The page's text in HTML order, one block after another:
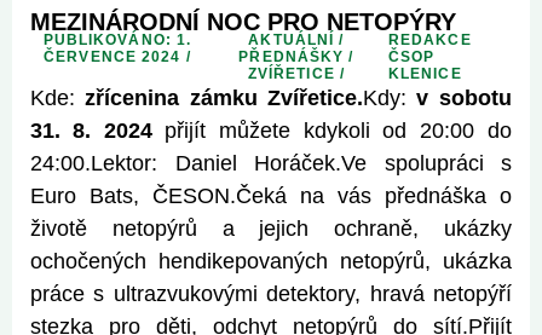
MEZINÁRODNÍ NOC PRO NETOPÝRY
PUBLIKOVÁNO: 1.
ČERVENCE 2024 /
AKTUÁLNÍ
/
PŘEDNÁŠKY /
ZVÍŘETICE /
REDAKCE
ČSOP
KLENICE
Kde: zřícenina zámku Zvířetice.Kdy: v sobotu
31. 8. 2024 přijít můžete kdykoli od 20:00 do
24:00.Lektor: Daniel Horáček.Ve spolupráci s
Euro Bats, ČESON.Čeká na vás přednáška o
životě netopýrů a jejich ochraně, ukázky
ochočených hendikepovaných netopýrů, ukázka
práce s ultrazvukovými detektory, hravá netopýří
stezka pro děti, odchyt netopýrů do sítí.Přijít